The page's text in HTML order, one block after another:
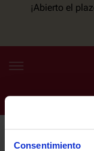
Consentimiento
¡Abierto el